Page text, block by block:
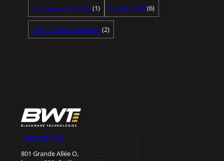
Processus d’affaires(1) Productivité(6)
Technologies avancées(2)
1 888 228-5755
801 Grande Allée O,